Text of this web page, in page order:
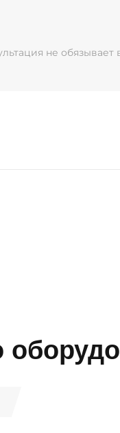
не обязывает